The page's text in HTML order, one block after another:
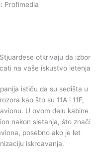
Profimedia
ističu da su sedišta u
kao što su 11A i 11F,
U ovom delu kabine
nakon sletanja, što znači
posebno ako je let
iskrcavanja.